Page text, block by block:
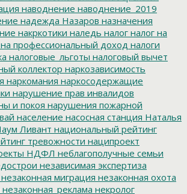
наводнение наводнение_2019
надежда Назаров назначения
накркотики наледь налог налог на
на профессиональный доход налоги
налоговые_льготы налоговый вычет
коллектор наркозависимость
наркомания наркосодержащие
нарушение прав инвалидов
и покоя нарушения пожарной
население насосная станция Наталья
Ливант национальный рейтинг
тревожности наципроект
НДФЛ неблагополучные семьи
независимая экспертиза
незаконная миграция незаконная охота
незаконная_реклама некролог